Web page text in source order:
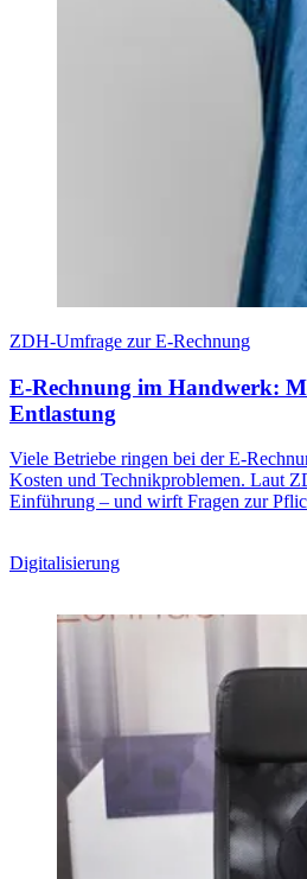
ZDH-Umfrage zur E-Rechnung
E-Rechnung im Handwerk:
Entlastung
Viele Betriebe ringen bei der E-
Kosten und Technikproblemen. Laut
Einführung – und wirft Fragen zur
Digitalisierung